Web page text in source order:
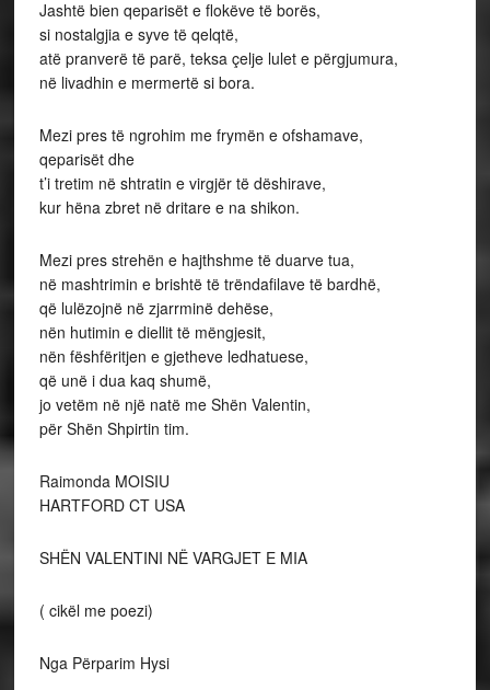
Jashtë bien qeparisët e flokëve të borës,
si nostalgjia e syve të qelqtë,
atë pranverë të parë, teksa çelje lulet e përgjumura,
në livadhin e mermertë si bora.
Mezi pres të ngrohim me frymën e ofshamave,
qeparisët dhe
t’i tretim në shtratin e virgjër të dëshirave,
kur hëna zbret në dritare e na shikon.
Mezi pres strehën e hajthshme të duarve tua,
në mashtrimin e brishtë të trëndafilave të bardhë,
që lulëzojnë në zjarrminë dehëse,
nën hutimin e diellit të mëngjesit,
nën fëshfëritjen e gjetheve ledhatuese,
që unë i dua kaq shumë,
jo vetëm në një natë me Shën Valentin,
për Shën Shpirtin tim.
Raimonda MOISIU
HARTFORD CT USA
SHËN VALENTINI NË VARGJET E MIA
( cikël me poezi)
Nga Përparim Hysi